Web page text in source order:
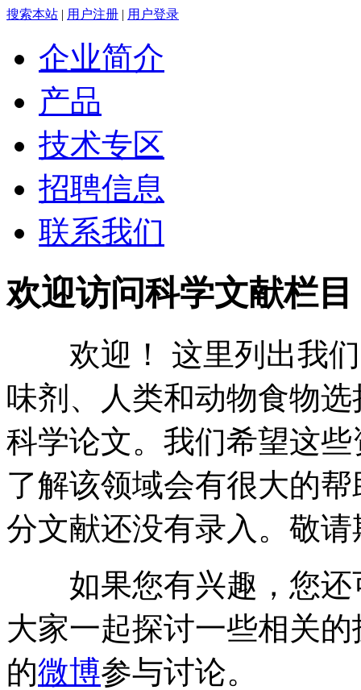
搜索本站 | 用户注册 | 用户登录
企业简介
产品
技术专区
招聘信息
联系我们
欢迎访问科学文献栏目
欢迎！ 这里列出我们
味剂、人类和动物食物
科学论文。我们希望这
了解该领域会有很大的
分文献还没有录入。敬请
如果您有兴趣，您还
大家一起探讨一些相关
的微博参与讨论。